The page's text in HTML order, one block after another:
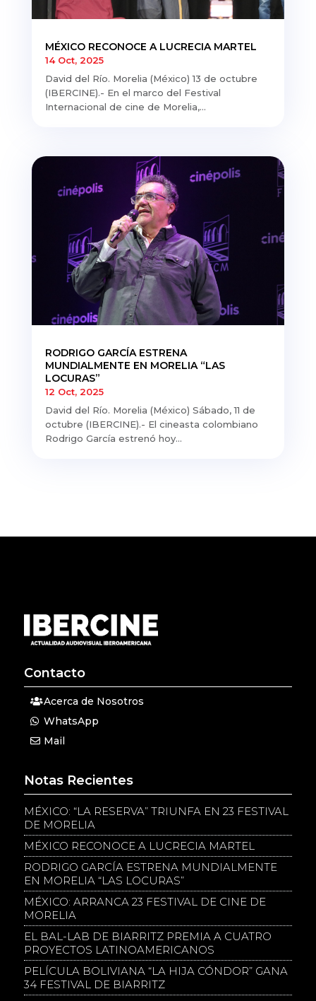
MÉXICO RECONOCE A LUCRECIA MARTEL
14 Oct, 2025
David del Río. Morelia (México) 13 de octubre
(IBERCINE).- En el marco del Festival
Internacional de cine de Morelia,...
RODRIGO GARCÍA ESTRENA
MUNDIALMENTE EN MORELIA “LAS
LOCURAS”
12 Oct, 2025
David del Río. Morelia (México) Sábado, 11 de
octubre (IBERCINE).- El cineasta colombiano
Rodrigo García estrenó hoy...
Contacto
Acerca de Nosotros
WhatsApp
Mail
Notas Recientes
MÉXICO: “LA RESERVA” TRIUNFA EN 23 FESTIVAL
DE MORELIA
MÉXICO RECONOCE A LUCRECIA MARTEL
RODRIGO GARCÍA ESTRENA MUNDIALMENTE
EN MORELIA “LAS LOCURAS”
MÉXICO: ARRANCA 23 FESTIVAL DE CINE DE
MORELIA
EL BAL-LAB DE BIARRITZ PREMIA A CUATRO
PROYECTOS LATINOAMERICANOS
PELÍCULA BOLIVIANA “LA HIJA CÓNDOR” GANA
34 FESTIVAL DE BIARRITZ